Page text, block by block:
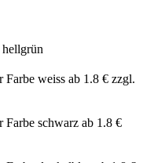
hellgrün